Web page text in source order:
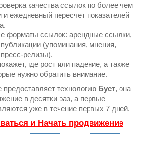
качества ссылок по более чем
и ежедневный пересчет показателей
форматы ссылок: арендные ссылки,
(упоминания, мнения,
релизы).
где рост или падение, а также
нужно обратить внимание.
технологию Буст, она
в десятки раз, а первые
уже в течение первых 7 дней.
и Начать продвижение